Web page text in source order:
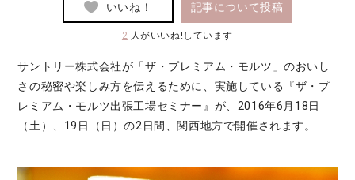
いいね！ 記事について投稿
2 人がいいね!しています
サントリー株式会社が「ザ・プレミアム・モルツ」のおいし
さの秘密や楽しみ方を伝えるために、実施している『ザ・プ
レミアム・モルツ出張工場セミナー』が、2016年6月18日
（土）、19日（日）の2日間、関西地方で開催されます。